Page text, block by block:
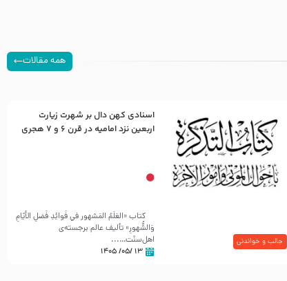
همه مقالات
جالب و خواندنی
اسنادی کهن دال بر شهرت زیارت
اربعین نزد امامیه در قرن ۶ و ۷ هجری
کتاب «العَلَمُ المَشهور في فَوائِدِ فَضلِ الأيّامِ
وَالشُّهورِ» تألیف عالم برجسته‌ی
اهل‌سنّت…...
۱۳ /۰۵/ ۱۴۰۵